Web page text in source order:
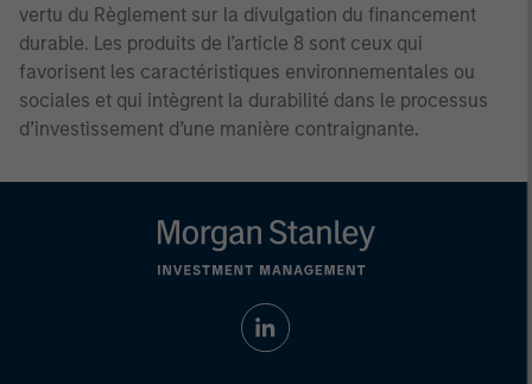
vertu du Règlement sur la divulgation du financement
durable. Les produits de l’article 8 sont ceux qui
favorisent les caractéristiques environnementales ou
sociales et qui intègrent la durabilité dans le processus
d’investissement d’une manière contraignante.